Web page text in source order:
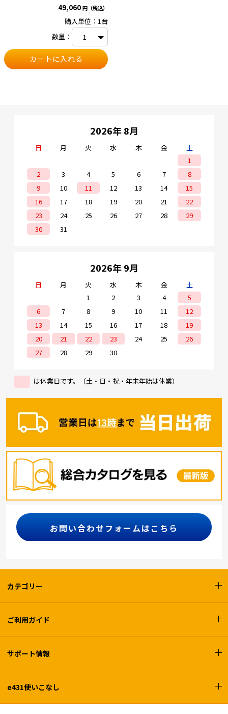
49,060 円（税込）
購入単位：1台
数量：
2026年 8月
日 月 火 水 木 金
土
1
2
3 4 5 6 7
8
9
10 11 12 13 14
15
16
17 18 19 20 21
22
23
24 25 26 27 28
29
30
31
2026年 9月
日 月 火 水 木 金
土
1
2 3 4
5
6
7 8 9 10 11
12
13
14 15 16 17 18
19
20
21 22 23 24 25
26
27
28 29 30
は休業日です。（土・日・祝・年末年始は休業）
お問い合わせフォームはこちら
カテゴリー
ご利用ガイド
サポート情報
e431使いこなし